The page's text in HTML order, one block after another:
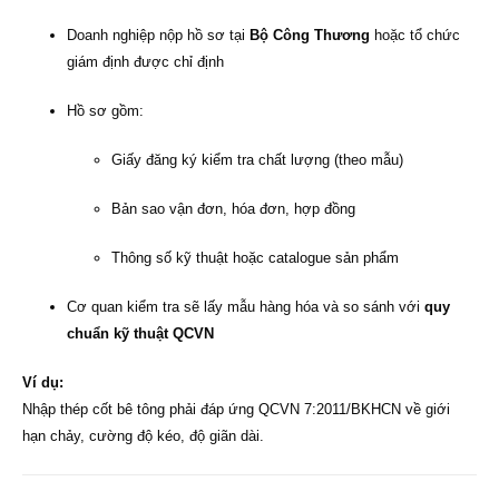
Doanh nghiệp nộp hồ sơ tại Bộ Công Thương hoặc tổ chức
giám định được chỉ định
Hồ sơ gồm:
Giấy đăng ký kiểm tra chất lượng (theo mẫu)
Bản sao vận đơn, hóa đơn, hợp đồng
Thông số kỹ thuật hoặc catalogue sản phẩm
Cơ quan kiểm tra sẽ lấy mẫu hàng hóa và so sánh với quy
chuẩn kỹ thuật QCVN
Ví dụ:
Nhập thép cốt bê tông phải đáp ứng QCVN 7:2011/BKHCN về giới
hạn chảy, cường độ kéo, độ giãn dài.